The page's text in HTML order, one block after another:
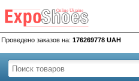
Проведено заказов на: 176269778 UAH